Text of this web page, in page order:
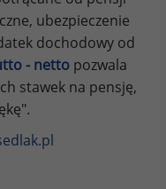
ubezpieczenie
dochodowy od
- netto pozwala
stawek na pensję,